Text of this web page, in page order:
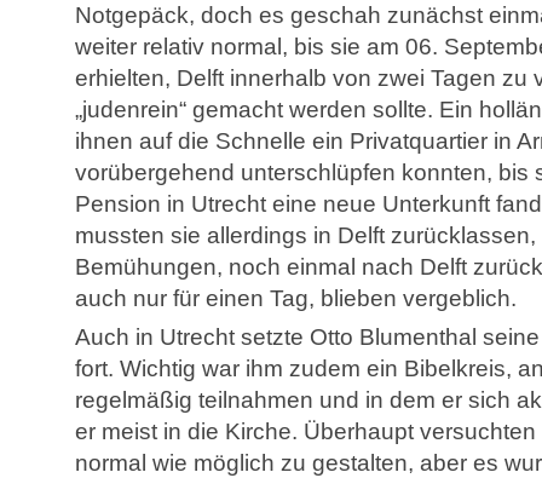
Notgepäck, doch es geschah zunächst
weiter relativ normal, bis sie am 06.
erhielten, Delft innerhalb von zwei Tagen zu
„judenrein“ gemacht werden sollte. Ein
ihnen auf die Schnelle ein Privatquartier in
vorübergehend unterschlüpfen konnten, bis
Pension in Utrecht eine neue Unterkunft
mussten sie allerdings in Delft
Bemühungen, noch einmal nach Delft
auch nur für einen Tag, blieben vergeblich.
Auch in Utrecht setzte Otto Blumenthal
fort. Wichtig war ihm zudem ein Bibelkreis,
regelmäßig teilnahmen und in dem er sich
er meist in die Kirche. Überhaupt
normal wie möglich zu gestalten, aber es